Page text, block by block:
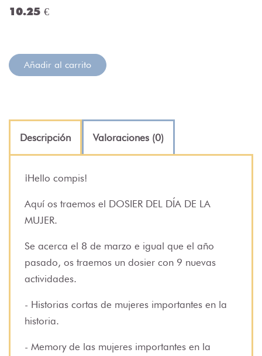
10.25 €
Añadir al carrito
Descripción Valoraciones (0)
¡Hello compis!
Aquí os traemos el DOSIER DEL DÍA DE LA
MUJER.
Se acerca el 8 de marzo e igual que el año
pasado, os traemos un dosier con 9 nuevas
actividades.
- Historias cortas de mujeres importantes en la
historia.
- Memory de las mujeres importantes en la